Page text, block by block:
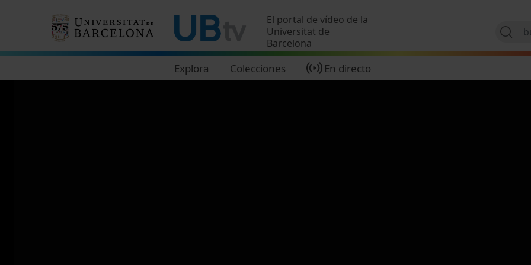
El portal de vídeo de la
Universitat de
Barcelona
Explora Colecciones En directo